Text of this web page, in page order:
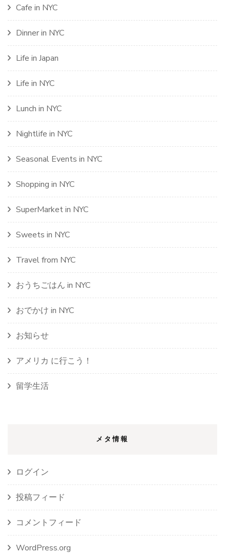
Cafe in NYC
Dinner in NYC
Life in Japan
Life in NYC
Lunch in NYC
Nightlife in NYC
Seasonal Events in NYC
Shopping in NYC
SuperMarket in NYC
Sweets in NYC
Travel from NYC
おうちごはん in NYC
おでかけ in NYC
お知らせ
アメリカ に行こう！
留学生活
メタ情報
ログイン
投稿フィード
コメントフィード
WordPress.org